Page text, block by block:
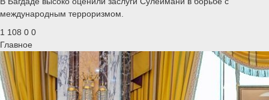
международным терроризмом.
1 108 0 0
Главное